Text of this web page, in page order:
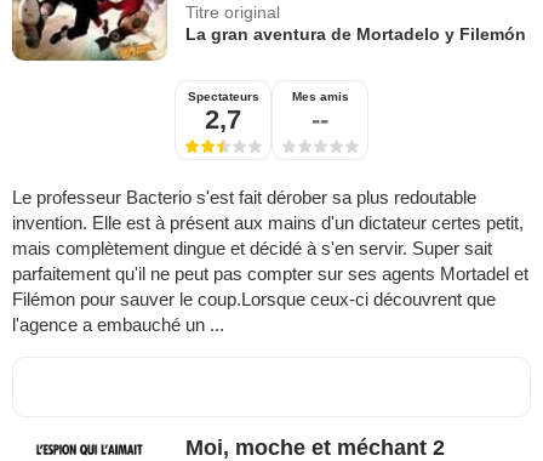
Titre original
La gran aventura de Mortadelo y Filemón
Spectateurs
2,7
Mes amis
--
Le professeur Bacterio s'est fait dérober sa plus redoutable
invention. Elle est à présent aux mains d'un dictateur certes petit,
mais complètement dingue et décidé à s'en servir. Super sait
parfaitement qu'il ne peut pas compter sur ses agents Mortadel et
Filémon pour sauver le coup.Lorsque ceux-ci découvrent que
l'agence a embauché un ...
Moi, moche et méchant 2